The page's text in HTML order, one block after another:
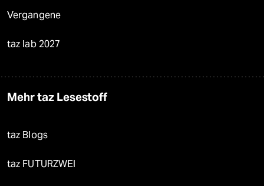
Vergangene
taz lab 2027
Mehr taz Lesestoff
taz Blogs
taz FUTURZWEI